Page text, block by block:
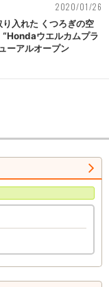
2020/01/26
り入れた くつろぎの空
“Hondaウエルカムプラ
ーアルオープン